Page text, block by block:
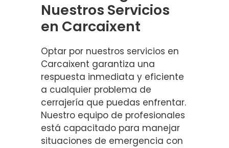
Nuestros Servicios
en Carcaixent
Optar por nuestros servicios en
Carcaixent garantiza una
respuesta inmediata y eficiente
a cualquier problema de
cerrajería que puedas enfrentar.
Nuestro equipo de profesionales
está capacitado para manejar
situaciones de emergencia con